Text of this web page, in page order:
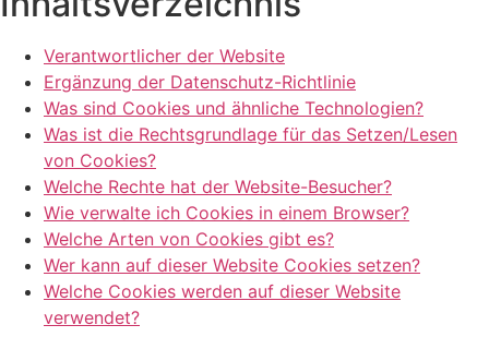
Verantwortlicher der Website
Ergänzung der Datenschutz-Richtlinie
Was sind Cookies und ähnliche Technologien?
Was ist die Rechtsgrundlage für das Setzen/Lesen
von Cookies?
Welche Rechte hat der Website-Besucher?
Wie verwalte ich Cookies in einem Browser?
Welche Arten von Cookies gibt es?
Wer kann auf dieser Website Cookies setzen?
Welche Cookies werden auf dieser Website
verwendet?